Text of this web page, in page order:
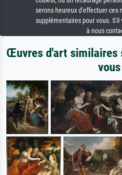
serons heureux d'effectuer ces
supplémentaires pour vous. S'il
à nous
Œuvres d'art similaires
vous